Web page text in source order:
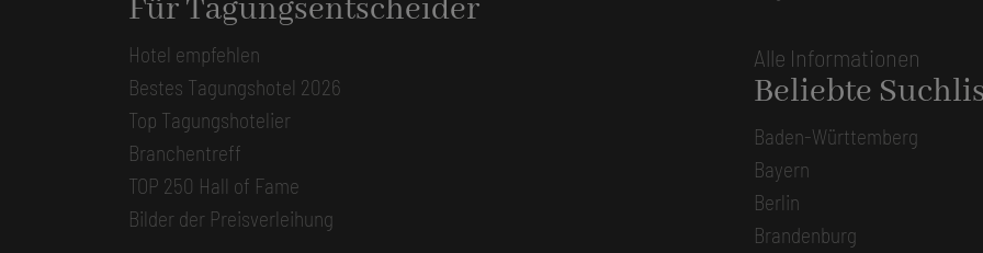
Für Tagungsentscheider
Hotel empfehlen
Bestes Tagungshotel 2026
Top Tagungshotelier
Branchentreff
TOP 250 Hall of Fame
Bilder der Preisverleihung
Alle Informationen
Beliebte
Baden-Württemberg
Bayern
Berlin
Brandenburg